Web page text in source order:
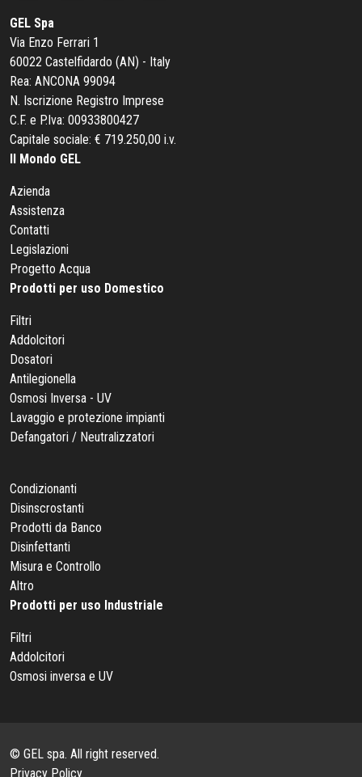
GEL Spa
Via Enzo Ferrari 1
60022 Castelfidardo (AN) - Italy
Rea: ANCONA 99094
N. Iscrizione Registro Imprese
C.F. e P.Iva: 00933800427
Capitale sociale: € 719.250,00 i.v.
Il Mondo GEL
Azienda
Assistenza
Contatti
Legislazioni
Progetto Acqua
Prodotti per uso Domestico
Filtri
Addolcitori
Dosatori
Antilegionella
Osmosi Inversa - UV
Lavaggio e protezione impianti
Defangatori / Neutralizzatori
Condizionanti
Disinscrostanti
Prodotti da Banco
Disinfettanti
Misura e Controllo
Altro
Prodotti per uso Industriale
Filtri
Addolcitori
Osmosi inversa e UV
© GEL spa. All right reserved.
Privacy Policy